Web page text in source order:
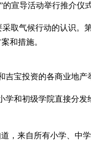
宣导活动举行推介仪式
取气候行动的认识。
和措施。
宝投资的各商业地
和初级学院直接分
，来自所有小学、中